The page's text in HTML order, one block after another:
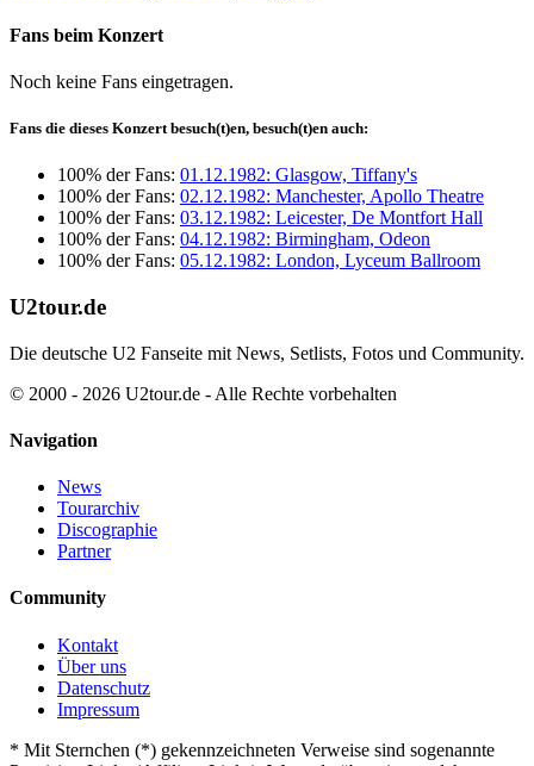
Fans beim Konzert
Noch keine Fans eingetragen.
Fans die dieses Konzert besuch(t)en, besuch(t)en auch:
100% der Fans: 01.12.1982: Glasgow, Tiffany's
100% der Fans: 02.12.1982: Manchester, Apollo Theatre
100% der Fans: 03.12.1982: Leicester, De Montfort Hall
100% der Fans: 04.12.1982: Birmingham, Odeon
100% der Fans: 05.12.1982: London, Lyceum Ballroom
U2tour.de
Die deutsche U2 Fanseite mit News, Setlists, Fotos und Community.
© 2000 - 2026 U2tour.de - Alle Rechte vorbehalten
Navigation
News
Tourarchiv
Discographie
Partner
Community
Kontakt
Über uns
Datenschutz
Impressum
* Mit Sternchen (*) gekennzeichneten Verweise sind sogenannte